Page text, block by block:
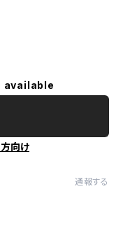
available
向け
通報する